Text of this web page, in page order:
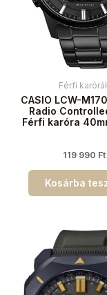
Férfi
CASIO LCW-
Radio
Férfi karóra
119 990 Ft
Kosárba